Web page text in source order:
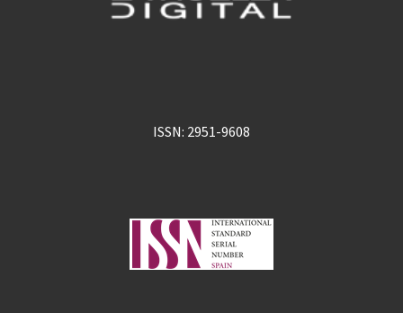
ISSN: 2951-9608